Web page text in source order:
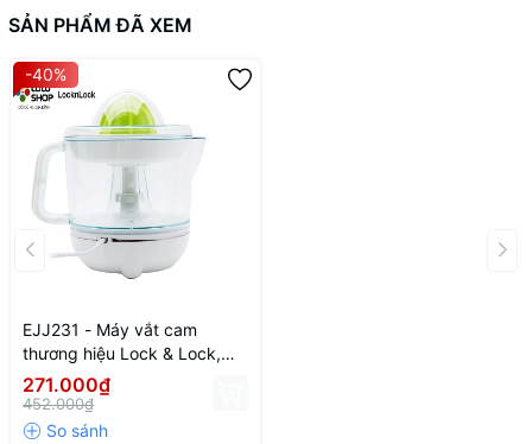
SẢN PHẨM ĐÃ XEM
-40%
EJJ231 - Máy vắt cam
thương hiệu Lock & Lock,
220-240V~, 50/60Hz, 40W,
700ML, màu trắng
271.000₫
452.000₫